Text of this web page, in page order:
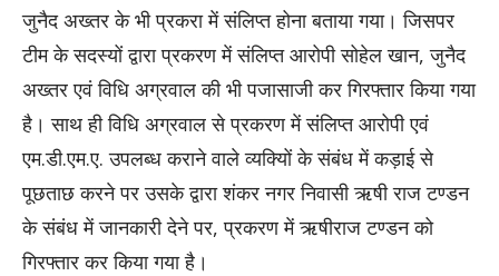
जुनैद अख्तर के भी प्रकरा में संलिप्त होना बताया गया। जिसपर
टीम के सदस्यों द्वारा प्रकरण में संलिप्त आरोपी सोहेल खान, जुनैद
अख्तर एवं विधि अग्रवाल की भी पजासाजी कर गिरफ्तार किया गया
है। साथ ही विधि अग्रवाल से प्रकरण में संलिप्त आरोपी एवं
एम.डी.एम.ए. उपलब्ध कराने वाले व्यक्यिों के संबंध में कड़ाई से
पूछताछ करने पर उसके द्वारा शंकर नगर निवासी ऋषी राज टण्डन
के संबंध में जानकारी देने पर, प्रकरण में ऋषीराज टण्डन को
गिरफ्तार कर किया गया है।